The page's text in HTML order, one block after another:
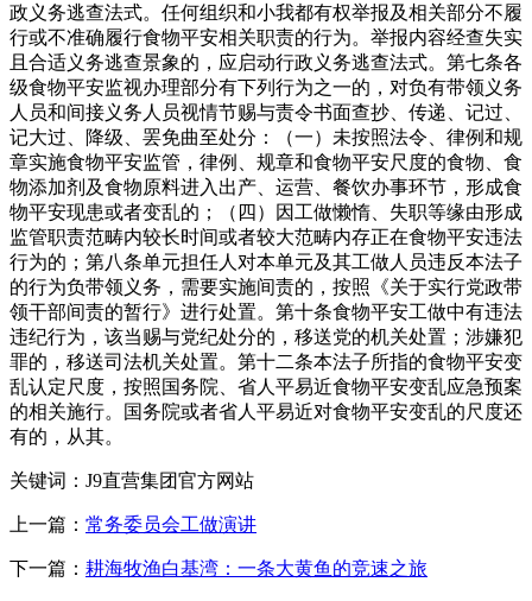
政义务逃查法式。任何组织和小我都有权举报及相关部分不履
行或不准确履行食物平安相关职责的行为。举报内容经查失实
且合适义务逃查景象的，应启动行政义务逃查法式。第七条各
级食物平安监视办理部分有下列行为之一的，对负有带领义务
人员和间接义务人员视情节赐与责令书面查抄、传递、记过、
记大过、降级、罢免曲至处分：（一）未按照法令、律例和规
章实施食物平安监管，律例、规章和食物平安尺度的食物、食
物添加剂及食物原料进入出产、运营、餐饮办事环节，形成食
物平安现患或者变乱的；（四）因工做懒惰、失职等缘由形成
监管职责范畴内较长时间或者较大范畴内存正在食物平安违法
行为的；第八条单元担任人对本单元及其工做人员违反本法子
的行为负带领义务，需要实施间责的，按照《关于实行党政带
领干部间责的暂行》进行处置。第十条食物平安工做中有违法
违纪行为，该当赐与党纪处分的，移送党的机关处置；涉嫌犯
罪的，移送司法机关处置。第十二条本法子所指的食物平安变
乱认定尺度，按照国务院、省人平易近食物平安变乱应急预案
的相关施行。国务院或者省人平易近对食物平安变乱的尺度还
有的，从其。
关键词：J9直营集团官方网站
上一篇： 常务委员会工做演讲
下一篇： 耕海牧渔白基湾：一条大黄鱼的竞速之旅